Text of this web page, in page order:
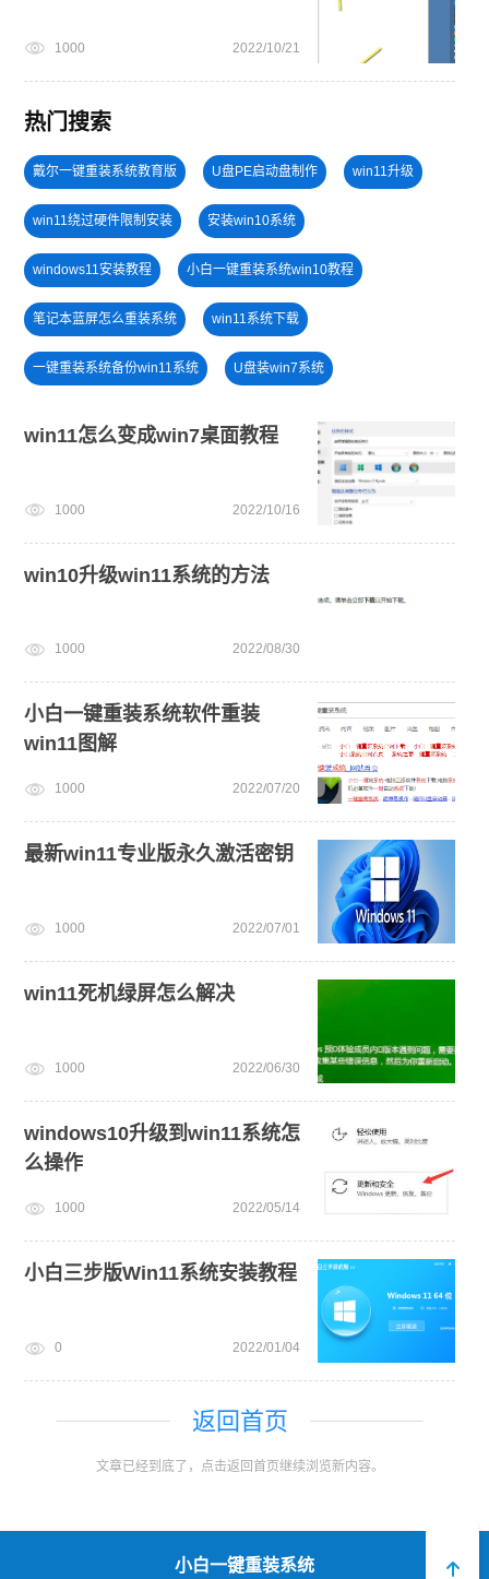
1000 2022/10/21
热门搜索
戴尔一键重装系统教育版 U盘PE启动盘制作 win11升级
win11绕过硬件限制安装 安装win10系统
windows11安装教程 小白一键重装系统win10教程
笔记本蓝屏怎么重装系统 win11系统下载
一键重装系统备份win11系统 U盘装win7系统
windows11教程
小白一键重装系统绿色版 win11系统重装 win11正式版
win11怎么变成win7桌面教程
1000 2022/10/16
win10升级win11系统的方法
1000 2022/08/30
小白一键重装系统软件重装
win11图解
1000 2022/07/20
最新win11专业版永久激活密钥
1000 2022/07/01
win11死机绿屏怎么解决
1000 2022/06/30
windows10升级到win11系统怎
么操作
1000 2022/05/14
小白三步版Win11系统安装教程
0 2022/01/04
返回首页
文章已经到底了，点击返回首页继续浏览新内容。
小白一键重装系统